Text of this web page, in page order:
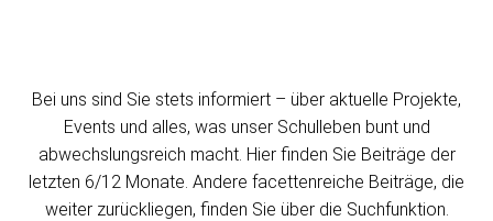
Bei uns sind Sie stets informiert – über aktuelle Projekte,
Events und alles, was unser Schulleben bunt und
abwechslungsreich macht. Hier finden Sie Beiträge der
letzten 6/12 Monate. Andere facettenreiche Beiträge, die
weiter zurückliegen, finden Sie über die Suchfunktion.